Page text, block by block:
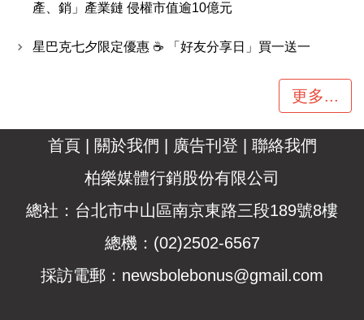
產、銷」產業鏈 侵權市值逾10億元
星巴克七夕限定優惠 ☕ 「好友分享日」買一送一
更多...
首頁 關於我們 廣告刊登
聯絡我們
柏樂媒體行銷股份有限公司
總社：台北市中山區南京東路三段189號8樓
總機：(02)2502-6567
採訪電郵： newsbolebonus@gmail.com